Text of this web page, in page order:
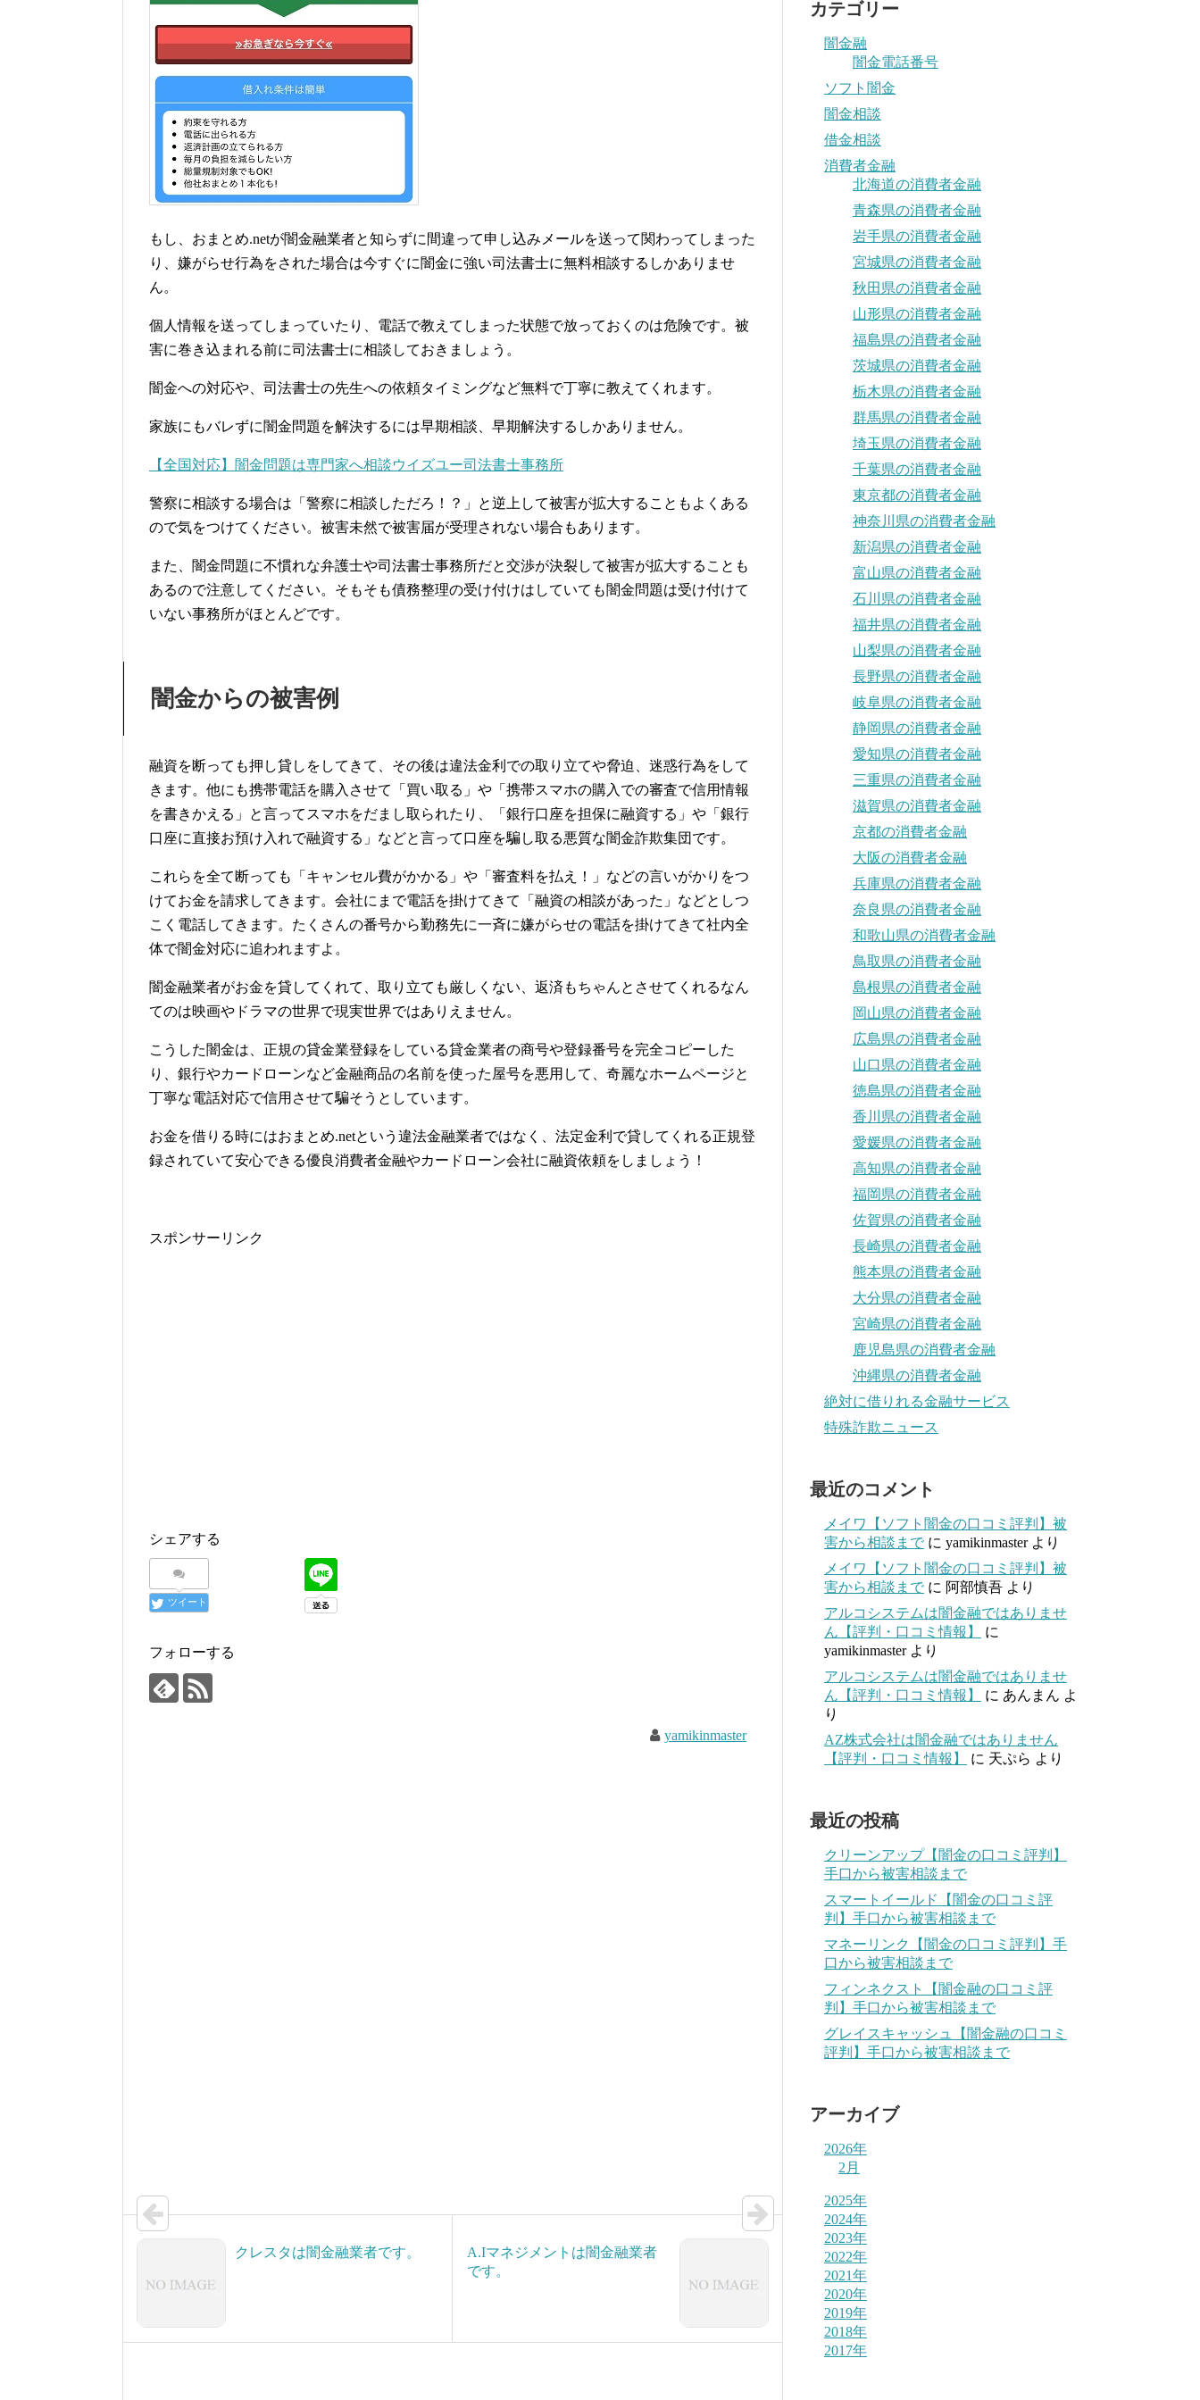
もし、おまとめ.netが闇金融業者と知らずに間違って申し込みメールを送って関わってしまった
り、嫌がらせ行為をされた場合は今すぐに闇金に強い司法書士に無料相談するしかありませ
ん。
個人情報を送ってしまっていたり、電話で教えてしまった状態で放っておくのは危険です。被
害に巻き込まれる前に司法書士に相談しておきましょう。
闇金への対応や、司法書士の先生への依頼タイミングなど無料で丁寧に教えてくれます。
家族にもバレずに闇金問題を解決するには早期相談、早期解決するしかありません。
【全国対応】闇金問題は専門家へ相談ウイズユー司法書士事務所
警察に相談する場合は「警察に相談しただろ！？」と逆上して被害が拡大することもよくある
ので気をつけてください。被害未然で被害届が受理されない場合もあります。
また、闇金問題に不慣れな弁護士や司法書士事務所だと交渉が決裂して被害が拡大することも
あるので注意してください。そもそも債務整理の受け付けはしていても闇金問題は受け付けて
いない事務所がほとんどです。
闇金からの被害例
融資を断っても押し貸しをしてきて、その後は違法金利での取り立てや脅迫、迷惑行為をして
きます。他にも携帯電話を購入させて「買い取る」や「携帯スマホの購入での審査で信用情報
を書きかえる」と言ってスマホをだまし取られたり、「銀行口座を担保に融資する」や「銀行
口座に直接お預け入れで融資する」などと言って口座を騙し取る悪質な闇金詐欺集団です。
これらを全て断っても「キャンセル費がかかる」や「審査料を払え！」などの言いがかりをつ
けてお金を請求してきます。会社にまで電話を掛けてきて「融資の相談があった」などとしつ
こく電話してきます。たくさんの番号から勤務先に一斉に嫌がらせの電話を掛けてきて社内全
体で闇金対応に追われますよ。
闇金融業者がお金を貸してくれて、取り立ても厳しくない、返済もちゃんとさせてくれるなん
てのは映画やドラマの世界で現実世界ではありえません。
こうした闇金は、正規の貸金業登録をしている貸金業者の商号や登録番号を完全コピーした
り、銀行やカードローンなど金融商品の名前を使った屋号を悪用して、奇麗なホームページと
丁寧な電話対応で信用させて騙そうとしています。
お金を借りる時にはおまとめ.netという違法金融業者ではなく、法定金利で貸してくれる正規登
録されていて安心できる優良消費者金融やカードローン会社に融資依頼をしましょう！
スポンサーリンク
シェアする
ツイート
フォローする
yamikinmaster
クレスタは闇金融業者です。
A.Iマネジメントは闇金融業者
です。
カテゴリー
闇金融
闇金電話番号
ソフト闇金
闇金相談
借金相談
消費者金融
北海道の消費者金融
青森県の消費者金融
岩手県の消費者金融
宮城県の消費者金融
秋田県の消費者金融
山形県の消費者金融
福島県の消費者金融
茨城県の消費者金融
栃木県の消費者金融
群馬県の消費者金融
埼玉県の消費者金融
千葉県の消費者金融
東京都の消費者金融
神奈川県の消費者金融
新潟県の消費者金融
富山県の消費者金融
石川県の消費者金融
福井県の消費者金融
山梨県の消費者金融
長野県の消費者金融
岐阜県の消費者金融
静岡県の消費者金融
愛知県の消費者金融
三重県の消費者金融
滋賀県の消費者金融
京都の消費者金融
大阪の消費者金融
兵庫県の消費者金融
奈良県の消費者金融
和歌山県の消費者金融
鳥取県の消費者金融
島根県の消費者金融
岡山県の消費者金融
広島県の消費者金融
山口県の消費者金融
徳島県の消費者金融
香川県の消費者金融
愛媛県の消費者金融
高知県の消費者金融
福岡県の消費者金融
佐賀県の消費者金融
長崎県の消費者金融
熊本県の消費者金融
大分県の消費者金融
宮崎県の消費者金融
鹿児島県の消費者金融
沖縄県の消費者金融
絶対に借りれる金融サービス
特殊詐欺ニュース
最近のコメント
メイワ【ソフト闇金の口コミ評判】被
害から相談まで に yamikinmasterより
メイワ【ソフト闇金の口コミ評判】被
害から相談まで に 阿部慎吾 より
アルコシステムは闇金融ではありませ
ん【評判・口コミ情報】
に
yamikinmasterより
アルコシステムは闇金融ではありませ
ん【評判・口コミ情報】
に あんまん よ
り
AZ株式会社は闇金融ではありません
【評判・口コミ情報】
に 天ぷら より
最近の投稿
クリーンアップ【闇金の口コミ評判】
手口から被害相談まで
スマートイールド【闇金の口コミ評
判】手口から被害相談まで
マネーリンク【闇金の口コミ評判】手
口から被害相談まで
フィンネクスト【闇金融の口コミ評
判】手口から被害相談まで
グレイスキャッシュ【闇金融の口コミ
評判】手口から被害相談まで
アーカイブ
2026年
2月
2025年
2024年
2023年
2022年
2021年
2020年
2019年
2018年
2017年